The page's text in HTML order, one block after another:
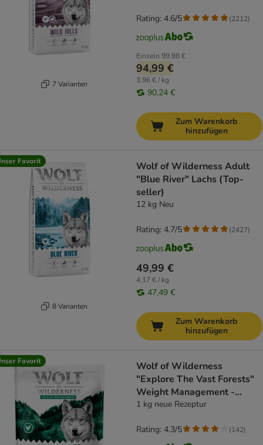
7 Varianten
Einzeln 99,98 €
94,99 €
3,96 € / kg
90,24 €
Rating: 4.6/5 (2212)
Zum Warenkorb
hinzufügen
Favorit
8 Varianten
Wolf of Wilderness Adult
"Blue River" Lachs (Top-
seller)
12 kg Neu
49,99 €
4,17 € / kg
47,49 €
Rating: 4.7/5 (2427)
Zum Warenkorb
hinzufügen
Favorit
Wolf of Wilderness
"Explore The Vast Forests"
Weight Management -
getreidefrei
1 kg neue Rezeptur
Rating: 4.3/5 (142)